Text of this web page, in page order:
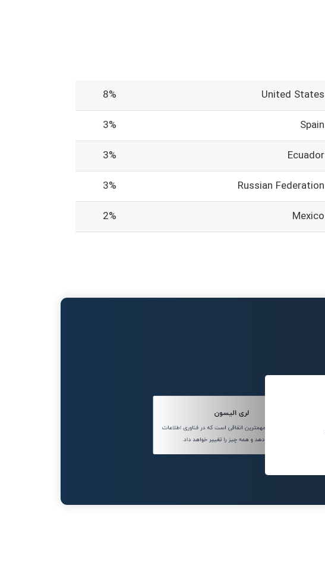
United States
8%
Spain
3%
Ecuador
3%
Russian Federation
3%
Mexico
2%
لری الیسون
هوش مصنوعی مهمترین اتفاقی است که در فناوری اطلاعات
رخ می دهد و همه چیز را تغییر خواهد داد.